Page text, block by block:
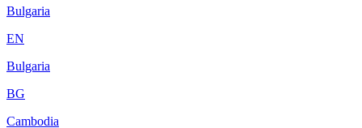
Bulgaria
EN
Bulgaria
BG
Cambodia